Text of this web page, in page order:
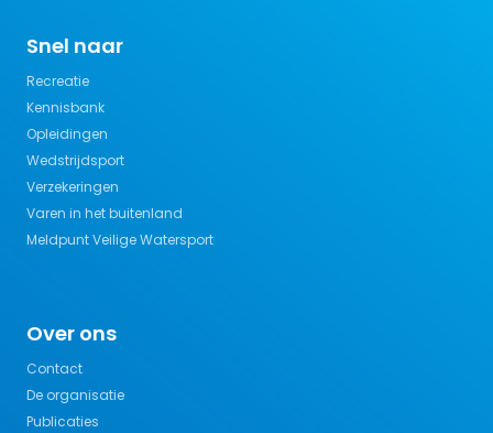
Snel naar
Recreatie
Kennisbank
Opleidingen
Wedstrijdsport
Verzekeringen
Varen in het buitenland
Meldpunt Veilige Watersport
Over ons
Contact
De organisatie
Publicaties